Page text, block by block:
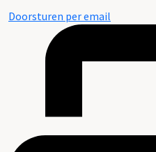
Doorsturen per email